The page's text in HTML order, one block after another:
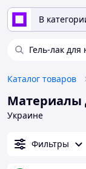
В
Гель-лак для
Каталог товаров
Материалы
Украине
Фильтры